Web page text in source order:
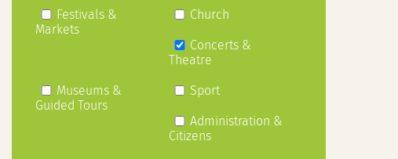
Festivals &
Markets
Church
Concerts &
Theatre
Museums &
Guided Tours
Sport
Administration &
Citizens